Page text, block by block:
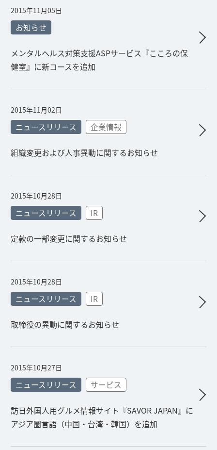
2015年11月05日
お知らせ
メンタルヘルス対策支援ASPサービス『こころの保
健室』に新コースを追加
2015年11月02日
ニュースリリース 企業情報
組織変更および人事異動に関するお知らせ
2015年10月28日
ニュースリリース IR
定款の一部変更に関するお知らせ
2015年10月28日
ニュースリリース IR
取締役の異動に関するお知らせ
2015年10月27日
ニュースリリース サービス
訪日外国人用グルメ情報サイト『SAVOR JAPAN』に
アジア圏言語（中国・台湾・韓国）を追加